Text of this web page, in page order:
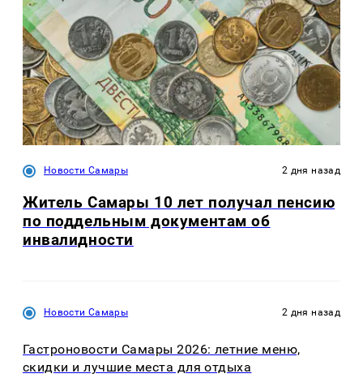
Новости Самары 2 дня назад
Житель Самары 10 лет получал пенсию
по поддельным документам об
инвалидности
Новости Самары 2 дня назад
Гастроновости Самары 2026: летние меню,
скидки и лучшие места для отдыха